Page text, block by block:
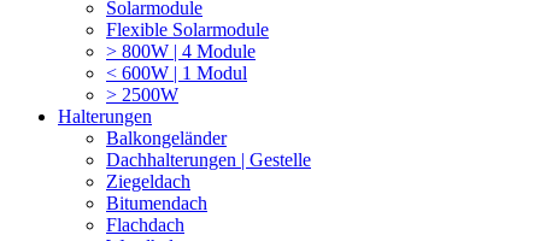
Solarmodule
Flexible Solarmodule
> 800W | 4 Module
< 600W | 1 Modul
> 2500W
Halterungen
Balkongeländer
Dachhalterungen | Gestelle
Ziegeldach
Bitumendach
Flachdach